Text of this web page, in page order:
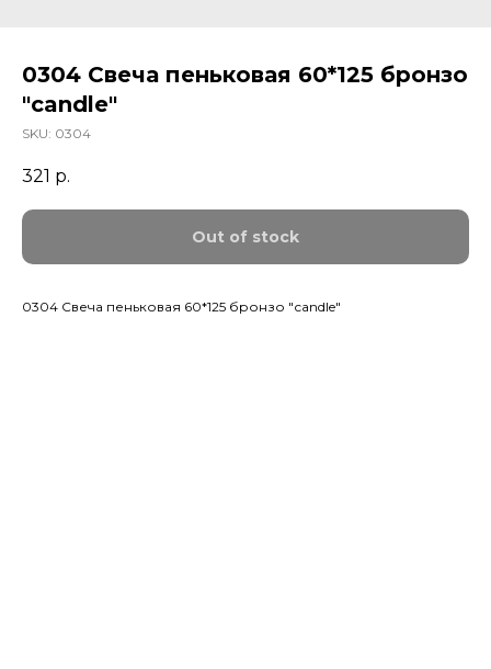
0304 Свеча пеньковая 60*125 бронзо
"сandle"
SKU: 0304
321 р.
Out of stock
0304 Свеча пеньковая 60*125 бронзо "сandle"